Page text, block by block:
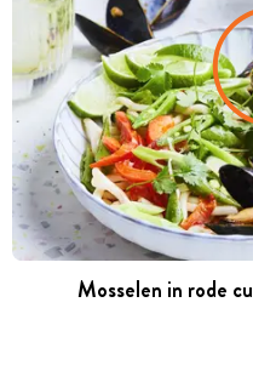
Mosselen in rode